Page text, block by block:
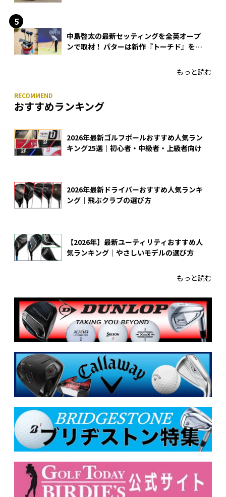
中島啓太の最新セッティングを全英オープ
ンで取材！ パターは新作『トーチド』を投
もっと読む
おすすめランキング
2026年最新ゴルフボールおすすめ人気ラン
キング25選｜初心者・中級者・上級者向け
2026年最新ドライバーおすすめ人気ランキ
ング｜飛ぶクラブの選び方
【2026年】最新ユーティリティおすすめ人
気ランキング｜やさしいモデルの選び方
もっと読む